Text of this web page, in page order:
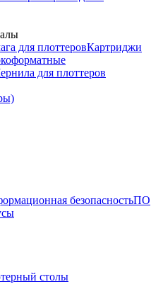
для плоттеровКартриджи
для плоттеров
безопасностьПО
столы